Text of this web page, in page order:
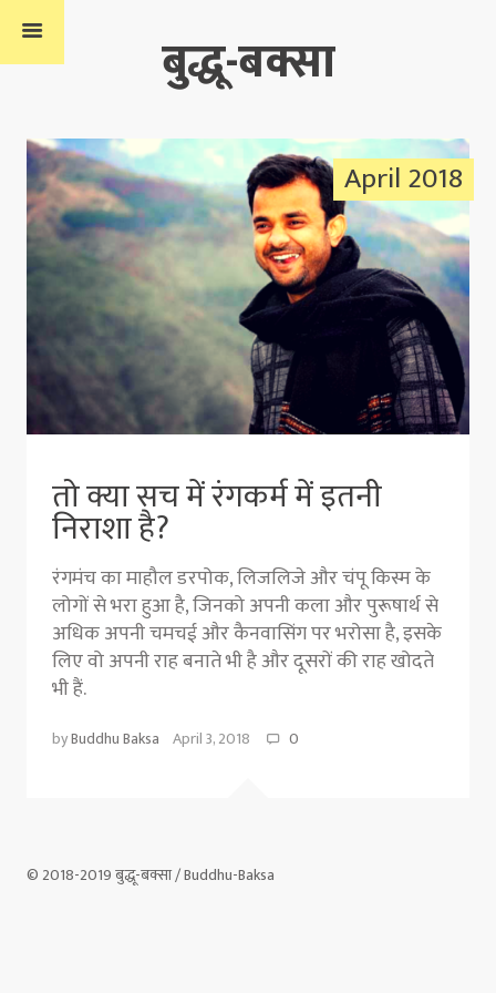
बुद्धू-बक्सा
April 2018
तो क्या सच में रंगकर्म में इतनी
निराशा है?
रंगमंच का माहौल डरपोक, लिजलिजे और चंपू किस्म के
लोगों से भरा हुआ है, जिनको अपनी कला और पुरूषार्थ से
अधिक अपनी चमचई और कैनवासिंग पर भरोसा है, इसके
लिए वो अपनी राह बनाते भी है और दूसरों की राह खोदते
भी हैं.
byBuddhu Baksa April 3, 2018 0
© 2018-2019 बुद्धू-बक्सा / Buddhu-Baksa